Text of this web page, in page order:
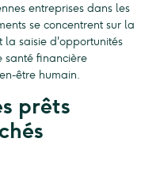
entreprises dans les
se concentrent sur la
la saisie d'opportunités
santé financière
être humain.
prêts